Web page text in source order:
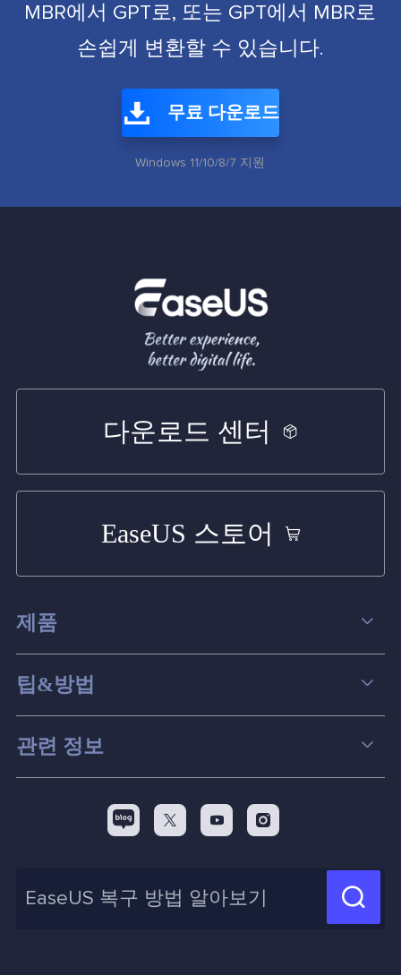
MBR에서 GPT로, 또는 GPT에서 MBR로
손쉽게 변환할 수 있습니다.
무료 다운로드
Windows 11/10/8/7 지원
다운로드 센터
EaseUS 스토어
제품
데이터 복구
파티션 관리
스크린 레코더
백업&복원
신제품 New
팁&방법
컴퓨터 데이터 복구 팁
맥 데이터 복구 팁
디스크 파티션 팁
화면 녹화 팁
관련 정보
리셀러
  
